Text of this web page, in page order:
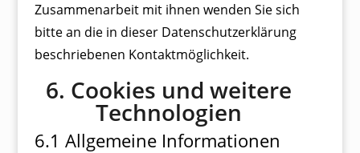
Zusammenarbeit mit ihnen wenden Sie sich
bitte an die in dieser Datenschutzerklärung
beschriebenen Kontaktmöglichkeit.
6. Cookies und weitere
Technologien
6.1 Allgemeine Informationen